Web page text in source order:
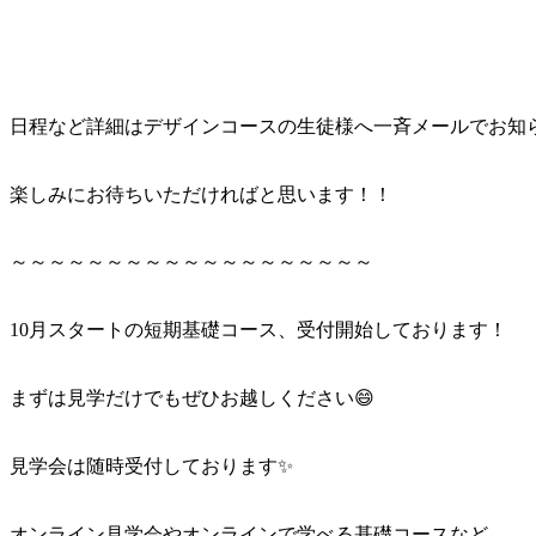
日程など詳細はデザインコースの生徒様へ一斉メールでお知
楽しみにお待ちいただければと思います！！
～～～～～～～～～～～～～～～～～～～
10月スタートの短期基礎コース、受付開始しております！
まずは見学だけでもぜひお越しください😄
見学会は随時受付しております✨